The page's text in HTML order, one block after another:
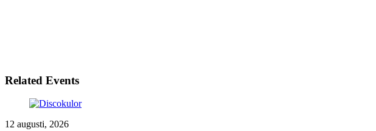
Related Events
12 augusti, 2026